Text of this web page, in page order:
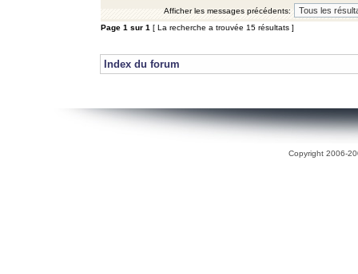
Afficher les messages précédents:
Page 1 sur 1 [ La recherche a trouvée 15 résultats ]
Index du forum
Copyright 2006-